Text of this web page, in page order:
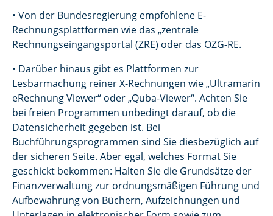
• Von der Bundesregierung empfohlene E-
Rechnungsplattformen wie das „zentrale
Rechnungseingangsportal (ZRE) oder das OZG-RE.
• Darüber hinaus gibt es Plattformen zur
Lesbarmachung reiner X-Rechnungen wie „Ultramarin
eRechnung Viewer“ oder „Quba-Viewer“. Achten Sie
bei freien Programmen unbedingt darauf, ob die
Datensicherheit gegeben ist. Bei
Buchführungsprogrammen sind Sie diesbezüglich auf
der sicheren Seite. Aber egal, welches Format Sie
geschickt bekommen: Halten Sie die Grundsätze der
Finanzverwaltung zur ordnungsmäßigen Führung und
Aufbewahrung von Büchern, Aufzeichnungen und